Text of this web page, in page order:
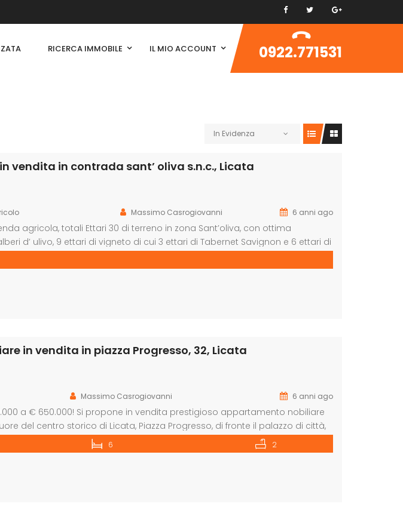
RICERCA IMMOBILE IL MIO ACCOUNT 0922.771531
In Evidenza
vendita in contrada sant’ oliva s.n.c., Licata
Massimo Casrogiovanni 6 anni ago
agricola, totali Ettari 30 di terreno in zona Sant’oliva, con ottima
d’ ulivo, 9 ettari di vigneto di cui 3 ettari di Tabernet Savignon e 6 ettari di
alberi d’ulivo a macchia e circa 15ettari di pascolo. Nel terreno si […]
in vendita in piazza Progresso, 32, Licata
Massimo Casrogiovanni 6 anni ago
a € 650.000! Si propone in vendita prestigioso appartamento nobiliare
del centro storico di Licata, Piazza Progresso, di fronte il palazzo di città,
livello al primo piano. Nella proprietà si ammirano gli affreschi eseguiti da
6 2